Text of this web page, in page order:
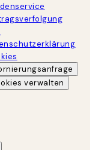
verwalten